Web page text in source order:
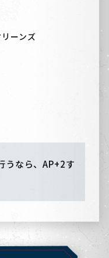
ーンズ
うなら、AP+2す